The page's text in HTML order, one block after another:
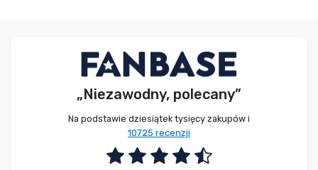
„Niezawodny, polecany”
Na podstawie dziesiątek tysięcy zakupów i
10725 recenzji